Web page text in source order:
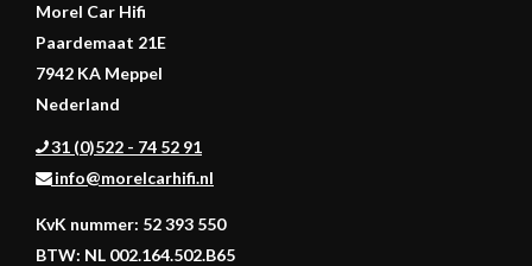
Morel Car Hifi
Paardemaat 21E
7942 KA Meppel
Nederland
31 (0)522 - 74 52 91
info@morelcarhifi.nl
KvK nummer: 52 393 550
BTW: NL 002.164.502.B65